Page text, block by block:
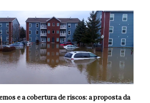
e a cobertura de riscos: a proposta da